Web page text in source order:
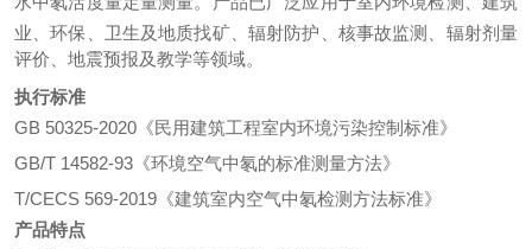
业、环保、卫生及地质找矿、辐射防护、核事故监测、辐射剂量
评价、地震预报及教学等领域。
执行标准
GB 50325-2020《民用建筑工程室内环境污染控制标准》
GB/T 14582-93《环境空气中氡的标准测量方法》
T/CECS 569-2019《建筑室内空气中氡检测方法标准》
产品特点